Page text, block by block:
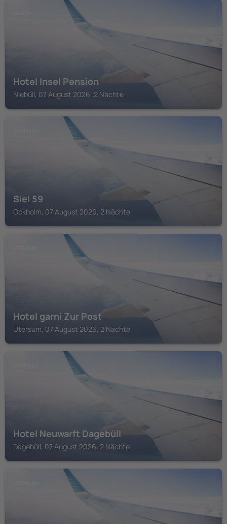
Hotel Insel Pension
Niebüll, 07 August 2026, 2 Nächte
Siel 59
Ockholm, 07 August 2026, 2 Nächte
Hotel garni Zur Post
Utersum, 07 August 2026, 2 Nächte
Hotel Neuwarft Dagebüll
Dagebüll, 07 August 2026, 2 Nächte